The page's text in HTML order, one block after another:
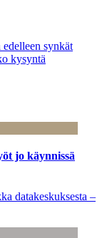
synkät
kysyntä
jo käynnissä
datakeskuksesta –